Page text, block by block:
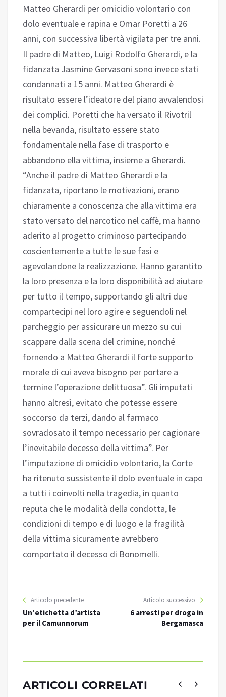
Matteo Gherardi per omicidio volontario con
dolo eventuale e rapina e Omar Poretti a 26
anni, con successiva libertà vigilata per tre anni.
Il padre di Matteo, Luigi Rodolfo Gherardi, e la
fidanzata Jasmine Gervasoni sono invece stati
condannati a 15 anni. Matteo Gherardi è
risultato essere l’ideatore del piano avvalendosi
dei complici. Poretti che ha versato il Rivotril
nella bevanda, risultato essere stato
fondamentale nella fase di trasporto e
abbandono ella vittima, insieme a Gherardi.
“Anche il padre di Matteo Gherardi e la
fidanzata, riportano le motivazioni, erano
chiaramente a conoscenza che alla vittima era
stato versato del narcotico nel caffè, ma hanno
aderito al progetto criminoso partecipando
coscientemente a tutte le sue fasi e
agevolandone la realizzazione. Hanno garantito
la loro presenza e la loro disponibilità ad aiutare
per tutto il tempo, supportando gli altri due
compartecipi nel loro agire e seguendoli nel
parcheggio per assicurare un mezzo su cui
scappare dalla scena del crimine, nonché
fornendo a Matteo Gherardi il forte supporto
morale di cui aveva bisogno per portare a
termine l’operazione delittuosa”. Gli imputati
hanno altresì, evitato che potesse essere
soccorso da terzi, dando al farmaco
sovradosato il tempo necessario per cagionare
l’inevitabile decesso della vittima”. Per
l’imputazione di omicidio volontario, la Corte
ha ritenuto sussistente il dolo eventuale in capo
a tutti i coinvolti nella tragedia, in quanto
reputa che le modalità della condotta, le
condizioni di tempo e di luogo e la fragilità
della vittima sicuramente avrebbero
comportato il decesso di Bonomelli.
Articolo precedente
Un’etichetta d’artista
per il Camunnorum
Articolo successivo
6 arresti per droga in
Bergamasca
ARTICOLI CORRELATI